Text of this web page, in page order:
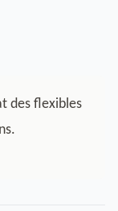
des flexibles